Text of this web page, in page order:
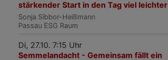
stärkender Start in den Tag viel leichter
Sonja Sibbor-Heißmann
Passau ESG Raum
Di, 27.10. 7:15 Uhr
Semmelandacht - Gemeinsam fällt ein